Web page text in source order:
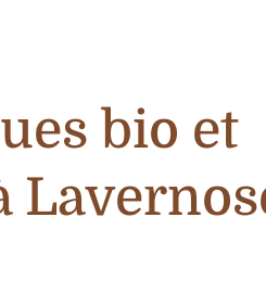
bio et